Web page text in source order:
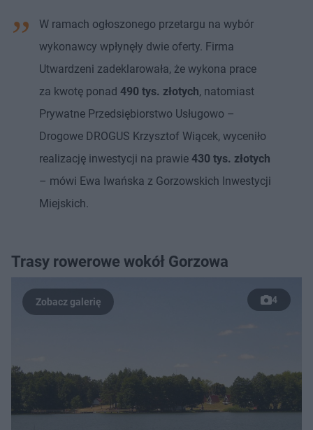
W ramach ogłoszonego przetargu na wybór
wykonawcy wpłynęły dwie oferty. Firma
Utwardzeni zadeklarowała, że wykona prace
za kwotę ponad 490 tys. złotych, natomiast
Prywatne Przedsiębiorstwo Usługowo –
Drogowe DROGUS Krzysztof Wiącek, wyceniło
realizację inwestycji na prawie 430 tys. złotych
– mówi Ewa Iwańska z Gorzowskich Inwestycji
Miejskich.
Trasy rowerowe wokół Gorzowa
4